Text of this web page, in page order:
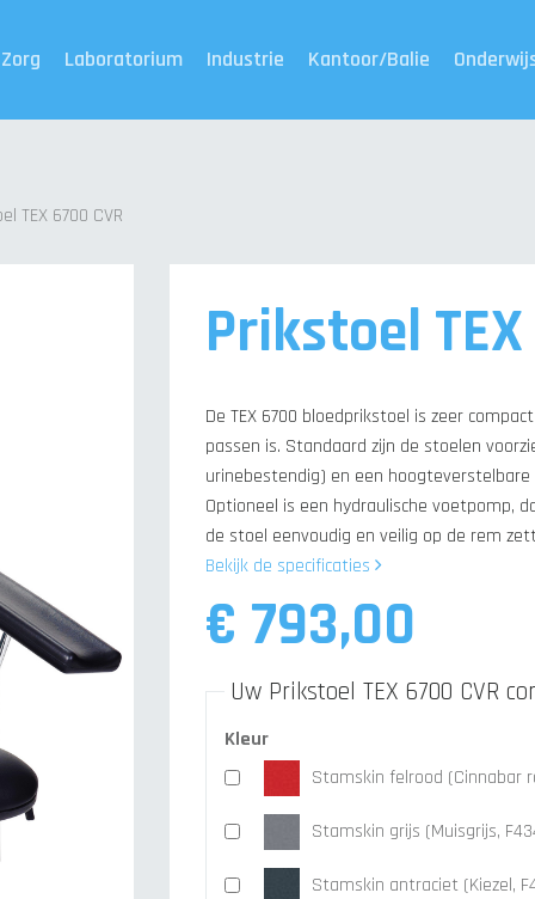
Zorg Laboratorium Industrie Kantoor/Balie
TEX 6700 CVR
Prikstoel
De TEX 6700 bloedprikstoel is zeer
passen is. Standaard zijn de stoelen
urinebestendig) en een
Optioneel is een hydraulische voetpomp,
de stoel eenvoudig en veilig op de rem
Bekijk de specificaties
€ 793,00
Uw Prikstoel TEX 6700 CVR
Kleur
Stamskin felrood (Cinnabar
Stamskin grijs (Muisgrijs,
Stamskin antraciet (Kiezel,